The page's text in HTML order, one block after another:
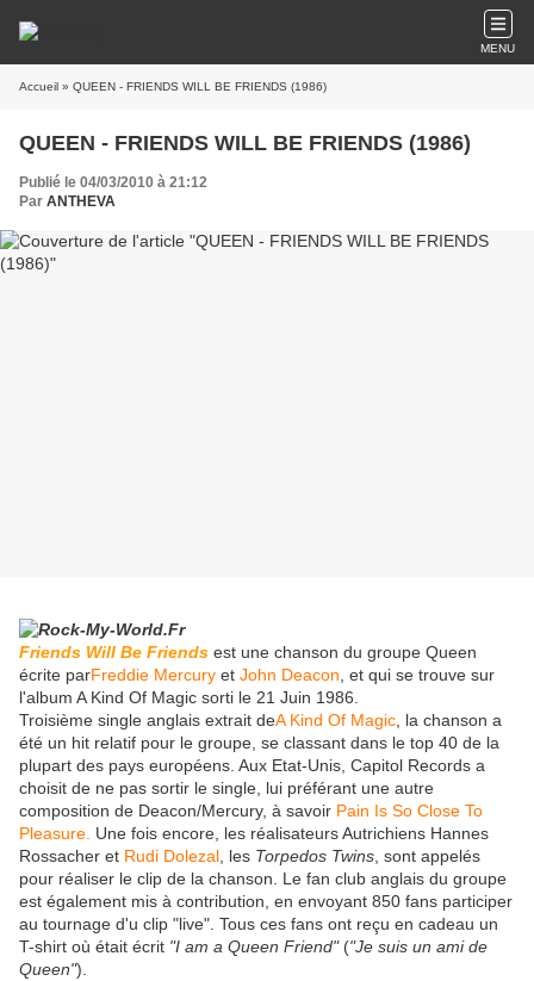
MENU
Accueil » QUEEN - FRIENDS WILL BE FRIENDS (1986)
QUEEN - FRIENDS WILL BE FRIENDS (1986)
Publié le 04/03/2010 à 21:12
Par ANTHEVA
Friends Will Be Friends est une chanson du groupe Queen
écrite parFreddie Mercury et John Deacon , et qui se trouve sur
l'album A Kind Of Magic sorti le 21 Juin 1986.
Troisième single anglais extrait deA Kind Of Magic , la chanson a
été un hit relatif pour le groupe, se classant dans le top 40 de la
plupart des pays européens. Aux Etat-Unis, Capitol Records a
choisit de ne pas sortir le single, lui préférant une autre
composition de Deacon/Mercury, à savoir Pain Is So Close To
Pleasure. Une fois encore, les réalisateurs Autrichiens Hannes
Rossacher et Rudi Dolezal , les Torpedos Twins , sont appelés
pour réaliser le clip de la chanson. Le fan club anglais du groupe
est également mis à contribution, en envoyant 850 fans participer
au tournage d'u clip "live". Tous ces fans ont reçu en cadeau un
T-shirt où était écrit "I am a Queen Friend"("Je suis un ami de
Queen").